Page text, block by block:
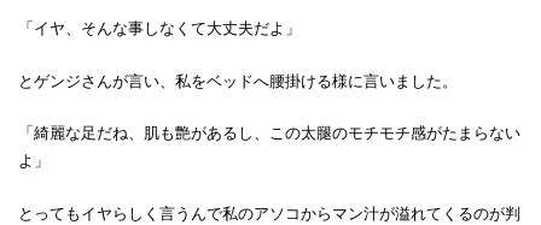
「イヤ、そんな事しなくて大丈夫だよ」
とゲンジさんが言い、私をベッドへ腰掛ける様に言いました。
「綺麗な足だね、肌も艶があるし、この太腿のモチモチ感がたまらない
よ」
とってもイヤらしく言うんで私のアソコからマン汁が溢れてくるのが判